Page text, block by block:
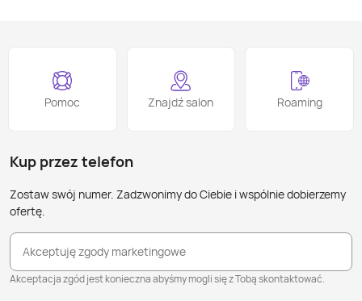
Pomoc Znajdź salon Roaming
Kup przez telefon
Zostaw swój numer. Zadzwonimy do Ciebie i wspólnie dobierzemy
ofertę.
Akceptuję zgody marketingowe
Akceptacja zgód jest konieczna abyśmy mogli się z Tobą skontaktować.